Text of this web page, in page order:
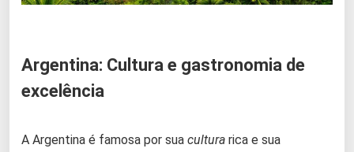
Argentina: Cultura e gastronomia de
excelência
A Argentina é famosa por sua cultura rica e sua